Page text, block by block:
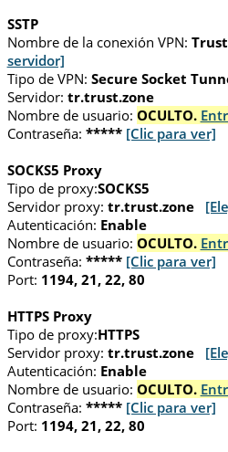
SSTP
Nombre de la conexión VPN:
servidor]
Tipo de VPN: Secure Socket
Servidor: tr.trust.zone
Nombre de usuario: OCULTO.
Contraseña: ***** [Clic para ver]
SOCKS5 Proxy
Tipo de proxy:SOCKS5
Servidor proxy: tr.trust.zone
Autenticación: Enable
Nombre de usuario: OCULTO.
Contraseña: ***** [Clic para ver]
Port: 1194, 21, 22, 80
HTTPS Proxy
Tipo de proxy:HTTPS
Servidor proxy: tr.trust.zone
Autenticación: Enable
Nombre de usuario: OCULTO.
Contraseña: ***** [Clic para ver]
Port: 1194, 21, 22, 80